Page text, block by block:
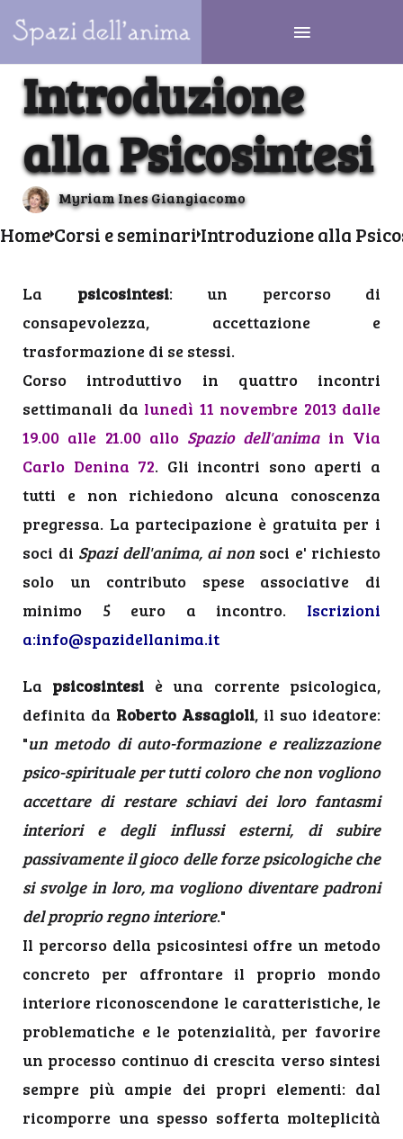
Introduzione
alla Psicosintesi
Myriam Ines Giangiacomo
HomeCorsi e seminari Introduzione alla
La psicosintesi: un percorso di
consapevolezza, accettazione e
trasformazione di se stessi.
Corso introduttivo in quattro incontri
settimanali da lunedì 11 novembre 2013 dalle
19.00 alle 21.00 allo Spazio dell'animain Via
Carlo Denina 72. Gli incontri sono aperti a
tutti e non richiedono alcuna conoscenza
pregressa. La partecipazione è gratuita per i
soci di Spazi dell'anima, ai nonsoci e' richiesto
solo un contributo spese associative di
minimo 5 euro a incontro. Iscrizioni
a:info@spazidellanima.it
La psicosintesi è una corrente psicologica,
definita da Roberto Assagioli, il suo ideatore:
"un metodo di auto-formazione e realizzazione
psico-spirituale per tutti coloro che non vogliono
accettare di restare schiavi dei loro fantasmi
interiori e degli influssi esterni, di subire
passivamente il gioco delle forze psicologiche che
si svolge in loro, ma vogliono diventare padroni
del proprio regno interiore."
Il percorso della psicosintesi offre un metodo
concreto per affrontare il proprio mondo
interiore riconoscendone le caratteristiche, le
problematiche e le potenzialità, per favorire
un processo continuo di crescita verso sintesi
sempre più ampie dei propri elementi: dal
ricomporre una spesso sofferta molteplicità